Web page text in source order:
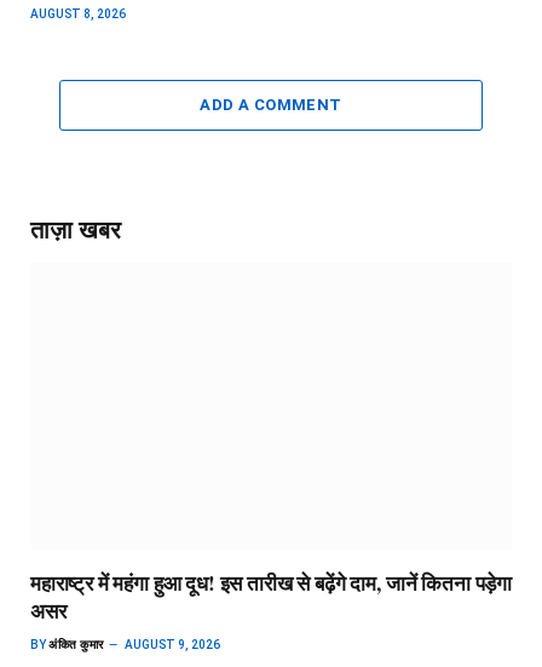
AUGUST 8, 2026
ADD A COMMENT
ताज़ा खबर
महाराष्ट्र में महंगा हुआ दूध! इस तारीख से बढ़ेंगे दाम, जानें कितना पड़ेगा
असर
BYअंकित कुमार AUGUST 9, 2026